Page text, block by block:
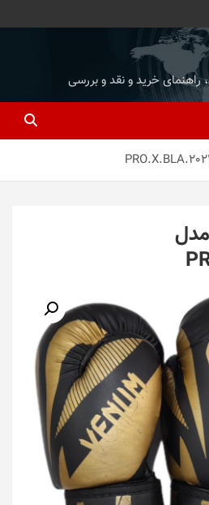
راهنمای خرید و نقد و بررسی